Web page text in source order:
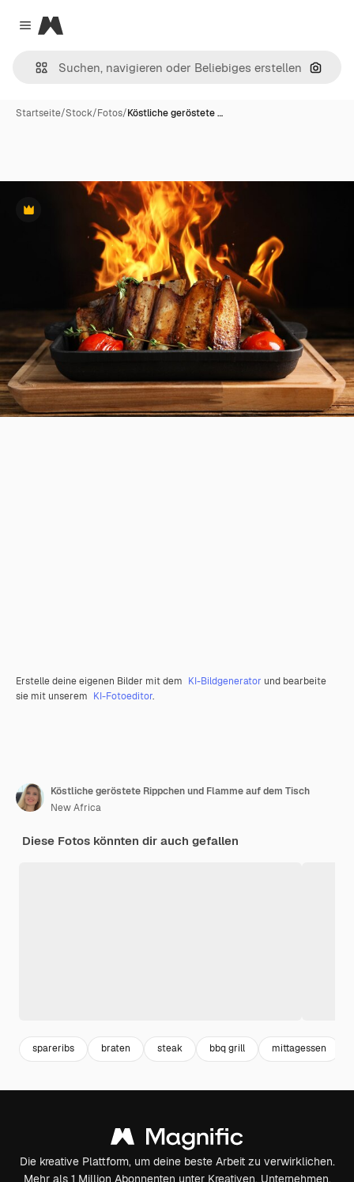
Close menu
Magnific
Nach
Startseite/Stock/Fotos/Köstliche geröstete …
Premium
Erstelle deine eigenen Bilder mit dem KI-Bildgenerator und bearbeite
sie mit unserem KI-Fotoeditor.
Köstliche geröstete Rippchen und Flamme auf dem Tisch
New Africa
Diese Fotos könnten dir auch gefallen
spareribs braten steak bbq grill mittagessen
Die kreative Plattform, um deine beste Arbeit zu verwirklichen.
Mehr als 1 Million Abonnenten unter Kreativen, Unternehmen,